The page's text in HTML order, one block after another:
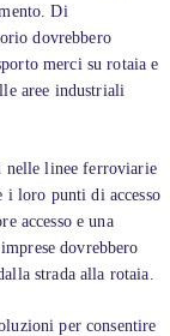
Di
dovrebbero
merci su rotaia e
aree industriali
nelle linee ferroviarie
i loro punti di accesso
accesso e una
dovrebbero
strada alla rotaia.
per consentire